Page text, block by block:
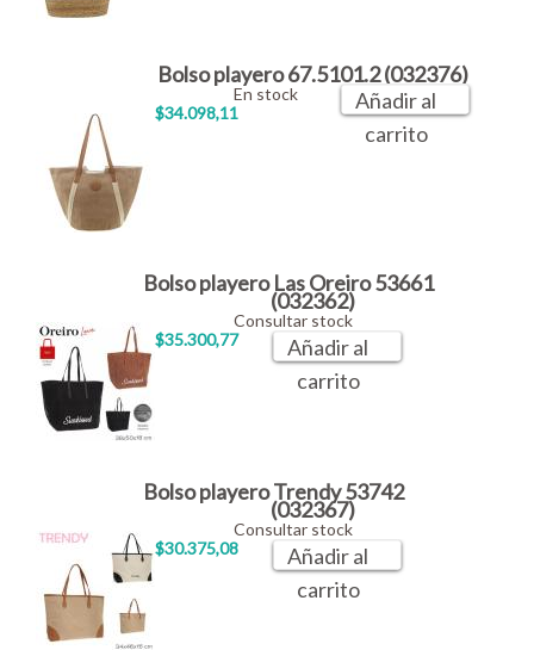
Bolso playero 67.5101.2 (032376)
$34.098,11
En stock
Añadir al
carrito
Bolso playero Las Oreiro 53661
(032362)
$35.300,77
Consultar stock
Añadir al
carrito
Bolso playero Trendy 53742
(032367)
$30.375,08
Consultar stock
Añadir al
carrito